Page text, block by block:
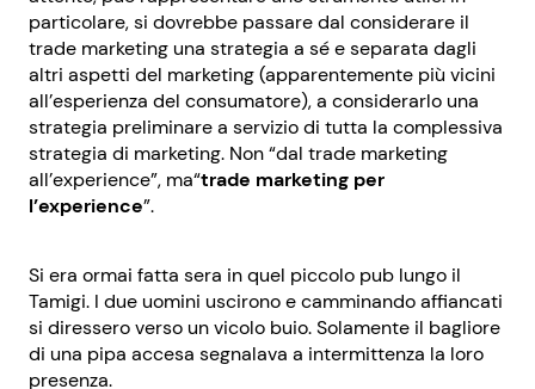
particolare, si dovrebbe passare dal considerare il
trade marketing una strategia a sé e separata dagli
altri aspetti del marketing (apparentemente più vicini
all’esperienza del consumatore), a considerarlo una
strategia preliminare a servizio di tutta la complessiva
strategia di marketing. Non “dal trade marketing
all’experience”, ma“trade marketing per
l’experience”.
Si era ormai fatta sera in quel piccolo pub lungo il
Tamigi. I due uomini uscirono e camminando affiancati
si diressero verso un vicolo buio. Solamente il bagliore
di una pipa accesa segnalava a intermittenza la loro
presenza.